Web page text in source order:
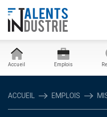
Accueil Emplois
ACCUEIL EMPLOIS